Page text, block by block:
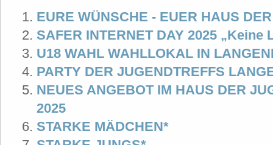
EURE WÜNSCHE - EUER HAUS
SAFER INTERNET DAY 2025
U18 WAHL WAHLLOKAL IN
PARTY DER JUGENDTREFFS
NEUES ANGEBOT IM HAUS DER
2025
STARKE MÄDCHEN*